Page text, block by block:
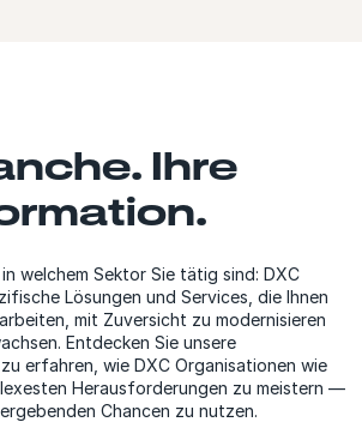
Ihre
welchem Sektor Sie tätig sind: DXC
Lösungen und Services, die Ihnen
mit Zuversicht zu modernisieren
Entdecken Sie unsere
erfahren, wie DXC Organisationen wie
Herausforderungen zu meistern —
Chancen zu nutzen.